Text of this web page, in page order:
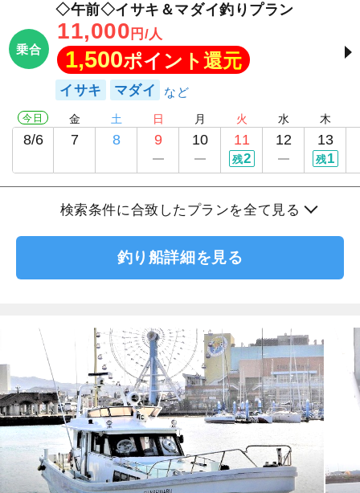
乗合
◇午前◇イサキ＆マダイ釣りプラン
11,000 円/人
1,500ポイント還元
イサキ マダイ
今日
8/6
金
7
土
8
日
9
月
10
火
11
残2
水
12
木
13
残1
検索条件に合致したプランを全て見る
釣り船詳細を見る